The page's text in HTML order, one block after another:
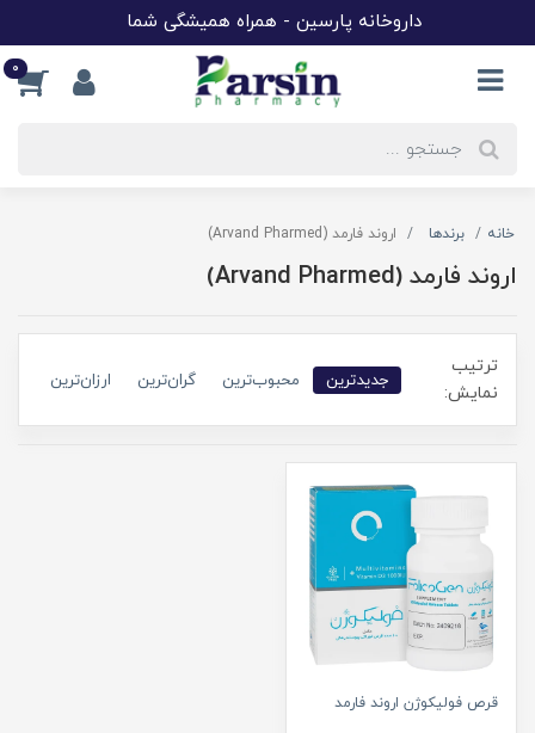
داروخانه پارسین - همراه همیشگی شما
0
خانه برندها اروند فارمد (Arvand Pharmed)
اروند فارمد (Arvand Pharmed)
ترتیب
نمایش:
جدیدترین محبوب‌ترین گران‌ترین ارزان‌ترین
قرص فولیکوژن اروند فارمد